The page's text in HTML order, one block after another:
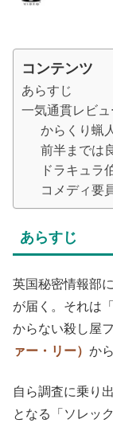
コンテンツ
あらすじ
一気通貫レビュ
からくり蝋
前半までは
ドラキュラ
コメディ要
あらすじ
英国秘密情報部
が届く。それは
からない殺し屋
ァー・リー） か
自ら調査に乗り
となる「ソレッ